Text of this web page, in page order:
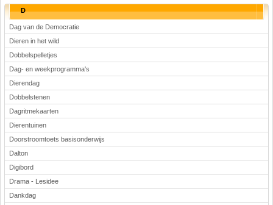
D
Dag van de Democratie
Dieren in het wild
Dobbelspelletjes
Dag- en weekprogramma's
Dierendag
Dobbelstenen
Dagritmekaarten
Dierentuinen
Doorstroomtoets basisonderwijs
Dalton
Digibord
Drama - Lesidee
Dankdag